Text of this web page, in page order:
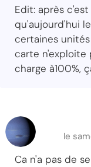
Edit: après
qu'aujourd'hui
certaines
carte n'exploite
charge à100%,
le
Ca n'a pas de